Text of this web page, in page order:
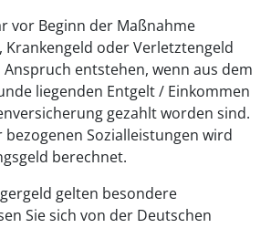
vor Beginn der Maßnahme
Krankengeld oder Verletztengeld
Anspruch entstehen, wenn aus dem
liegenden Entgelt / Einkommen
gezahlt worden sind.
Sozialleistungen wird
berechnet.
gelten besondere
Sie sich von der Deutschen